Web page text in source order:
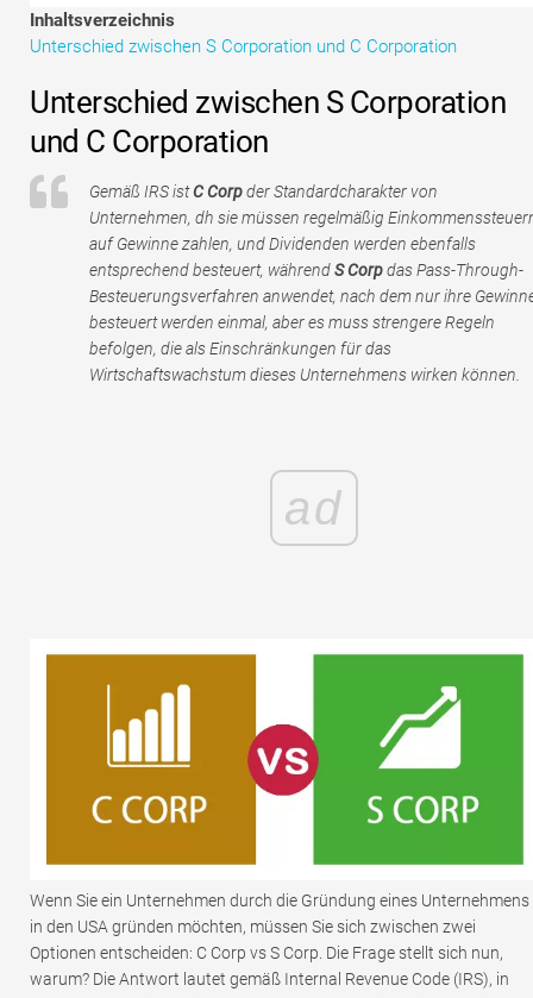
Tutorials zur Finanzmodellierung
Risikomanagement-Tutorials
Inhaltsverzeichnis
Unterschied zwischen S Corporation und C Corporation
Unterschied zwischen S Corporation
und C Corporation
Gemäß IRS istC Corpder Standardcharakter von
Unternehmen, dh sie müssen regelmäßig
auf Gewinne zahlen, und Dividenden werden ebenfalls
entsprechend besteuert, währendS Corpdas Pass-Through-
Besteuerungsverfahren anwendet, nach dem nur ihre
besteuert werden einmal, aber es muss strengere Regeln
befolgen, die als Einschränkungen für das
Wirtschaftswachstum dieses Unternehmens wirken können.
ad
Wenn Sie ein Unternehmen durch die Gründung eines Unternehmens
in den USA gründen möchten, müssen Sie sich zwischen zwei
Optionen entscheiden: C Corp vs S Corp. Die Frage stellt sich nun,
warum? Die Antwort lautet gemäß Internal Revenue Code (IRS), in